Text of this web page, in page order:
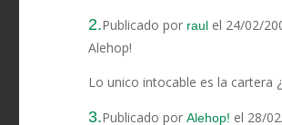
2.Publicado por raul el 24/02/
Alehop!
Lo unico intocable es la cartera
3.Publicado por Alehop! el 28/